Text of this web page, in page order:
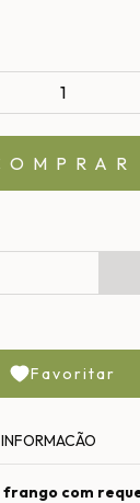
Favoritar
com